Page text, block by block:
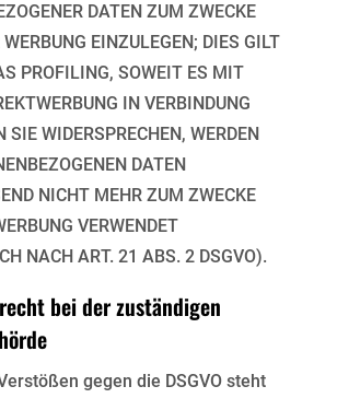
DATEN ZUM ZWECKE
EINZULEGEN; DIES GILT
PROFILING, SOWEIT ES MIT
IN VERBINDUNG
SIE WIDERSPRECHEN, WERDEN
DATEN
NICHT MEHR ZUM ZWECKE
VERWENDET
NACH ART. 21 ABS. 2 DSGVO).
bei der zuständigen
gegen die DSGVO steht